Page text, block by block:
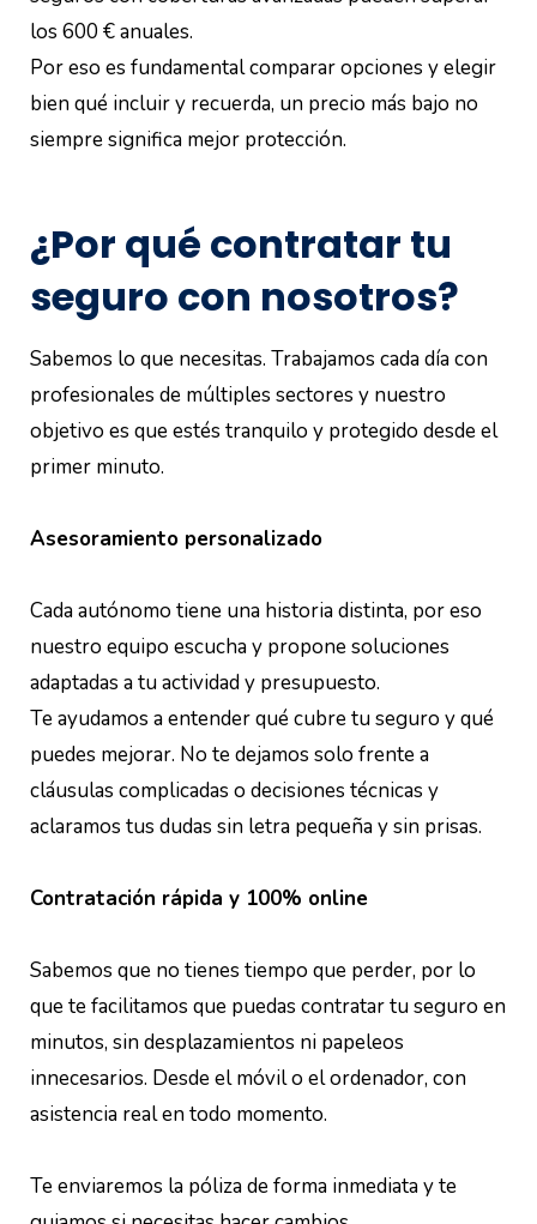
los 600 € anuales.
Por eso es fundamental comparar opciones y elegir
bien qué incluir y recuerda, un precio más bajo no
siempre significa mejor protección.
¿Por qué contratar tu
seguro con nosotros?
Sabemos lo que necesitas. Trabajamos cada día con
profesionales de múltiples sectores y nuestro
objetivo es que estés tranquilo y protegido desde el
primer minuto.
Asesoramiento personalizado
Cada autónomo tiene una historia distinta, por eso
nuestro equipo escucha y propone soluciones
adaptadas a tu actividad y presupuesto.
Te ayudamos a entender qué cubre tu seguro y qué
puedes mejorar. No te dejamos solo frente a
cláusulas complicadas o decisiones técnicas y
aclaramos tus dudas sin letra pequeña y sin prisas.
Contratación rápida y 100% online
Sabemos que no tienes tiempo que perder, por lo
que te facilitamos que puedas contratar tu seguro en
minutos, sin desplazamientos ni papeleos
innecesarios. Desde el móvil o el ordenador, con
asistencia real en todo momento.
Te enviaremos la póliza de forma inmediata y te